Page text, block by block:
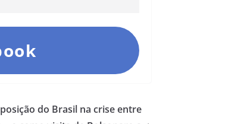
do Brasil na crise entre